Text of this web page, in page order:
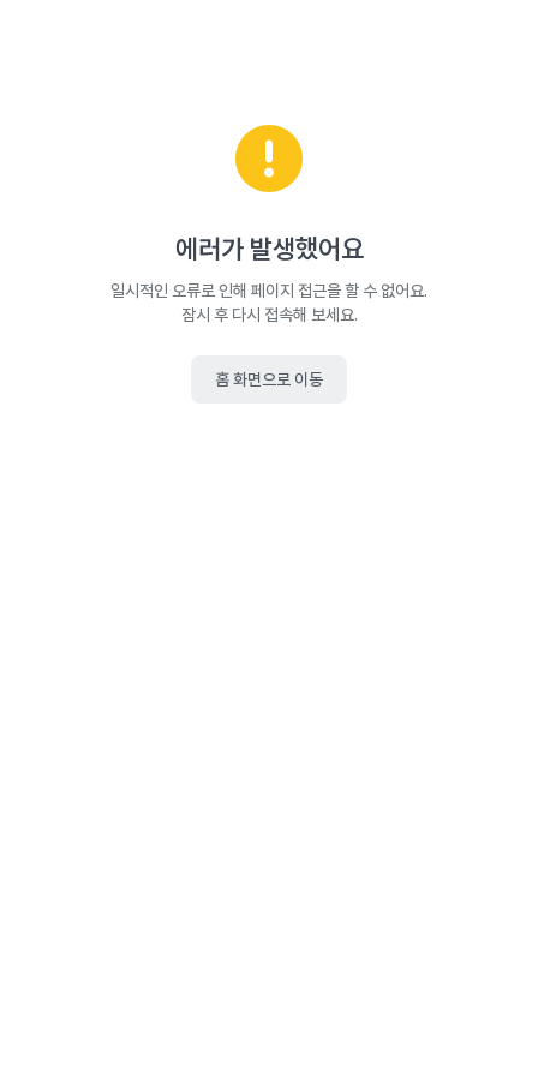
에러가 발생했어요
일시적인 오류로 인해 페이지 접근을 할 수 없어요.
잠시 후 다시 접속해 보세요.
홈 화면으로 이동